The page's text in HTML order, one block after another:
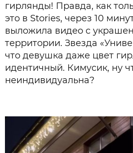
гирлянды! Правда, как
это в Stories, через 10
выложила видео с
территории. Звезда
что девушка даже цвет
идентичный. Кимусик, ну
неиндивидуальна?